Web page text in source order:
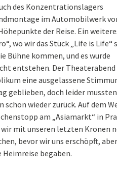
des Konzentrationslagers
im Automobilwerk
der Reise. Ein
wo wir das Stück „Life is Life“
Bühne kommen, und es wurde
entstehen. Der Theaterabend
eine ausgelassene
geblieben, doch leider
wieder zurück. Auf dem
am „Asiamarkt“ in
mit unseren letzten Kronen
bevor wir uns erschöpft, aber
begaben.